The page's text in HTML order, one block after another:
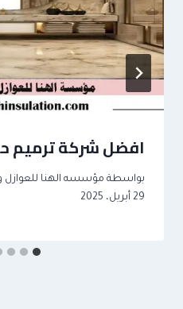
افضل شركة ترميم
بواسطة مؤسسه الهنا
29 أبريل، 2025